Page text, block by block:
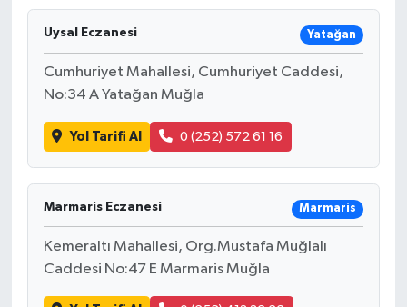
Uysal Eczanesi Yatağan
Cumhuriyet Mahallesi, Cumhuriyet Caddesi,
No:34 A Yatağan Muğla
Yol Tarifi Al 0 (252) 572 61 16
Marmaris Eczanesi Marmaris
Kemeraltı Mahallesi, Org.Mustafa Muğlalı
Caddesi No:47 E Marmaris Muğla